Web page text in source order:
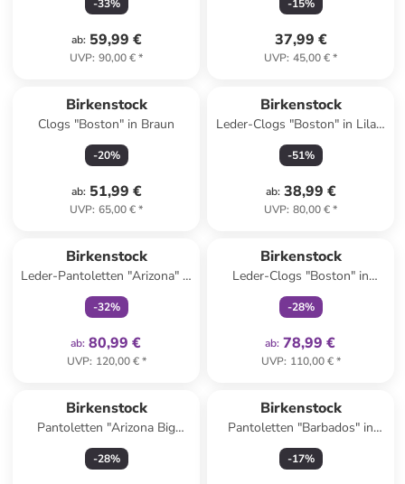
-33%
ab: 59,99 €
UVP: 90,00 €*
-15%
37,99 €
UVP: 45,00 €*
Birkenstock
Clogs "Boston" in Braun
-20%
ab: 51,99 €
UVP: 65,00 €*
Birkenstock
Leder-Clogs "Boston" in Lila -
Weite S
-51%
ab: 38,99 €
UVP: 80,00 €*
Birkenstock
Leder-Pantoletten "Arizona" in
Schwarz - Weite S
-32%
ab: 80,99 €
UVP: 120,00 €*
Birkenstock
Leder-Clogs "Boston" in
Schwarz - Weite N
-28%
ab: 78,99 €
UVP: 110,00 €*
Birkenstock
Pantoletten "Arizona Big
Buckle" in Rosa
-28%
Birkenstock
Pantoletten "Barbados" in
Schwarz
-17%